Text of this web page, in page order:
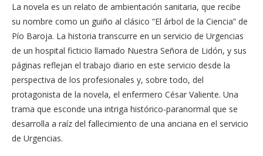
La novela es un relato de ambientación sanitaria, que recibe
su nombre como un guiño al clásico “El árbol de la Ciencia” de
Pío Baroja. La historia transcurre en un servicio de Urgencias
de un hospital ficticio llamado Nuestra Señora de Lidón, y sus
páginas reflejan el trabajo diario en este servicio desde la
perspectiva de los profesionales y, sobre todo, del
protagonista de la novela, el enfermero César Valiente. Una
trama que esconde una intriga histórico-paranormal que se
desarrolla a raíz del fallecimiento de una anciana en el servicio
de Urgencias.